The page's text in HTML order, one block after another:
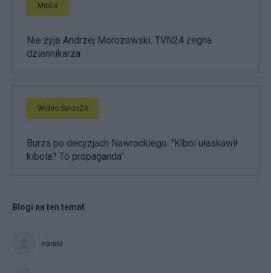
Media
Nie żyje Andrzej Morozowski. TVN24 żegna
dziennikarza
Wideo Salon24
Burza po decyzjach Nawrockiego. "Kibol ułaskawił
kibola? To propaganda"
Blogi na ten temat
HareM